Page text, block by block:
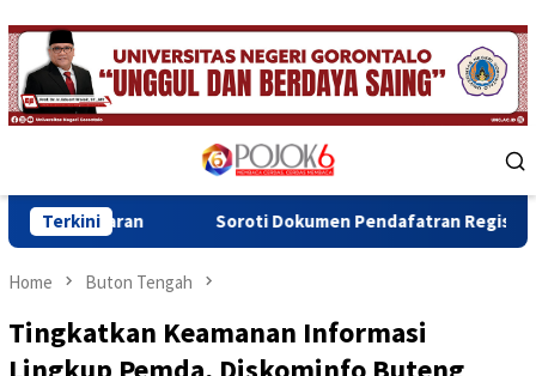
Skip
to
content
Menu
TerkiniSoroti Dokumen Pendafatran Register Eks Rumah
Home Buton Tengah
Tingkatkan Keamanan Informasi